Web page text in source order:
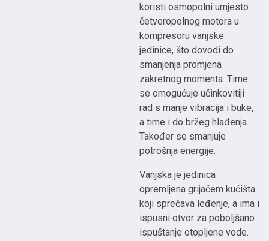
koristi osmopolni umjesto
četveropolnog motora u
kompresoru vanjske
jedinice, što dovodi do
smanjenja promjena
zakretnog momenta. Time
se omogućuje učinkovitiji
rad s manje vibracija i buke,
a time i do bržeg hlađenja.
Također se smanjuje
potrošnja energije.
Vanjska je jedinica
opremljena grijačem kućišta
koji sprečava leđenje, a ima i
ispusni otvor za poboljšano
ispuštanje otopljene vode.